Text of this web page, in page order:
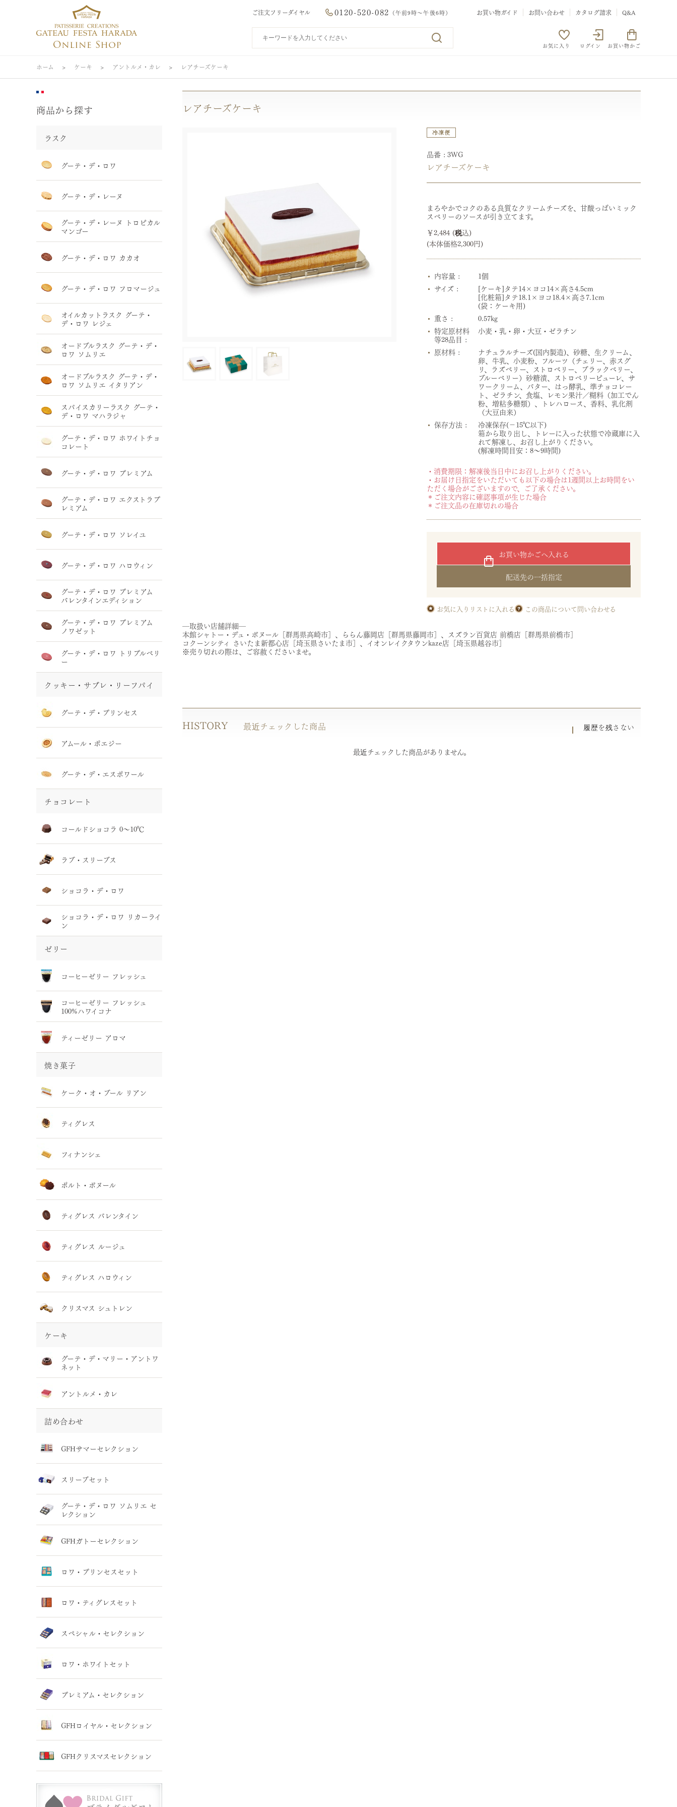
ご注文フリーダイヤル 0120-520-082 （午前9時～午後6時） お買い物ガイド お問い合わせ カタログ請求 Q&A
お気に入り ログイン お買い物かご
ホーム > ケーキ > アントルメ・カレ > レアチーズケーキ
商品から探す
ラスク
グーテ・デ・ロワ
グーテ・デ・レーヌ
グーテ・デ・レーヌ トロピカル
マンゴー
グーテ・デ・ロワ カカオ
グーテ・デ・ロワ フロマージュ
オイルカットラスク グーテ・
デ・ロワ レジェ
オードブルラスク グーテ・デ・
ロワ ソムリエ
オードブルラスク グーテ・デ・
ロワ ソムリエ イタリアン
スパイスカリーラスク グーテ・
デ・ロワ マハラジャ
グーテ・デ・ロワ ホワイトチョ
コレート
グーテ・デ・ロワ プレミアム
グーテ・デ・ロワ エクストラプ
レミアム
グーテ・デ・ロワ ソレイユ
グーテ・デ・ロワ ハロウィン
グーテ・デ・ロワ プレミアム
バレンタインエディション
グーテ・デ・ロワ プレミアム
ノワゼット
グーテ・デ・ロワ トリプルベリ
ー
クッキー・サブレ・リーフパイ
グーテ・デ・プリンセス
アムール・ポエジー
グーテ・デ・エスポワール
チョコレート
コールドショコラ 0～10℃
ラブ・スリーブス
ショコラ・デ・ロワ
ショコラ・デ・ロワ リカーライ
ン
ゼリー
コーヒーゼリー フレッシュ
コーヒーゼリー フレッシュ
100%ハワイコナ
ティーゼリー アロマ
焼き菓子
ケーク・オ・ブール リアン
ティグレス
フィナンシェ
ポルト・ボヌール
ティグレス バレンタイン
ティグレス ルージュ
ティグレス ハロウィン
クリスマス シュトレン
ケーキ
グーテ・デ・マリー・アントワ
ネット
アントルメ・カレ
詰め合わせ
GFHサマーセレクション
スリーブセット
グーテ・デ・ロワ ソムリエ セ
レクション
GFHガトーセレクション
ロワ・プリンセスセット
ロワ・ティグレスセット
スペシャル・セレクション
ロワ・ホワイトセット
プレミアム・セレクション
GFHロイヤル・セレクション
GFHクリスマスセレクション
レアチーズケーキ
まろやかでコクのある良質なクリームチーズを、甘酸っぱいミック
スベリーのソースが引き立てます。
レアチーズケーキ
￥2,484
(本体価格2,300円)
品番 3WG
内容量
1個
サイズ
[ケーキ]タテ14×ヨコ14×高さ4.5cm
[化粧箱]タテ18.1×ヨコ18.4×高さ7.1cm
(袋：ケーキ用)
重さ
0.57kg
特定原材料
等28品目
小麦・乳・卵・大豆・ゼラチン
原材料
ナチュラルチーズ(国内製造)、砂糖、生クリーム、
卵、牛乳、小麦粉、フルーツ（チェリー、赤スグ
リ、ラズベリー、ストロベリー、ブラックベリー、
ブルーベリー）砂糖漬、ストロベリーピューレ、サ
ワークリーム、バター、はっ酵乳、準チョコレー
ト、ゼラチン、食塩、レモン果汁／糊料（加工でん
粉、増粘多糖類）、トレハロース、香料、乳化剤
（大豆由来）
保存方法
冷凍保存(－15℃以下)
箱から取り出し、トレーに入った状態で冷蔵庫に入
れて解凍し、お召し上がりください。
(解凍時間目安：8～9時間)
・消費期限：解凍後当日中にお召し上がりください。
・お届け日指定をいただいても以下の場合は1週間以上お時間をい
ただく場合がございますので、ご了承ください。
＊ご注文内容に確認事項が生じた場合
＊ご注文品の在庫切れの場合
お買い物かごへ入れる
配送先の一括指定
この商品について問い合わせる
お気に入りリストに入れる
―取扱い店舗詳細―
本館シャトー・デュ・ボヌール［群馬県高崎市］、ららん藤岡店［群馬県藤岡市］、スズラン百貨店 前橋店［群馬県前橋市］
コクーンシティ さいたま新都心店［埼玉県さいたま市］、イオンレイクタウンkaze店［埼玉県越谷市］
※売り切れの際は、ご容赦くださいませ。
HISTORY 最近チェックした商品 履歴を残さない
最近チェックした商品がありません。